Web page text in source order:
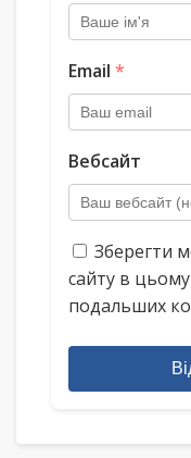
Email *
Вебсайт
Зберегти
сайту в цьому
подальших